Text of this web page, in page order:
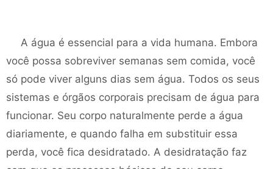
A água é essencial para a vida humana. Embora
você possa sobreviver semanas sem comida, você
só pode viver alguns dias sem água. Todos os seus
sistemas e órgãos corporais precisam de água para
funcionar. Seu corpo naturalmente perde a água
diariamente, e quando falha em substituir essa
perda, você fica desidratado. A desidratação faz